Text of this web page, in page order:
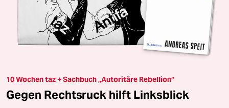
10 Wochen taz + Sachbuch „Autoritäre Rebellion“
Gegen Rechtsruck hilft Linksblick